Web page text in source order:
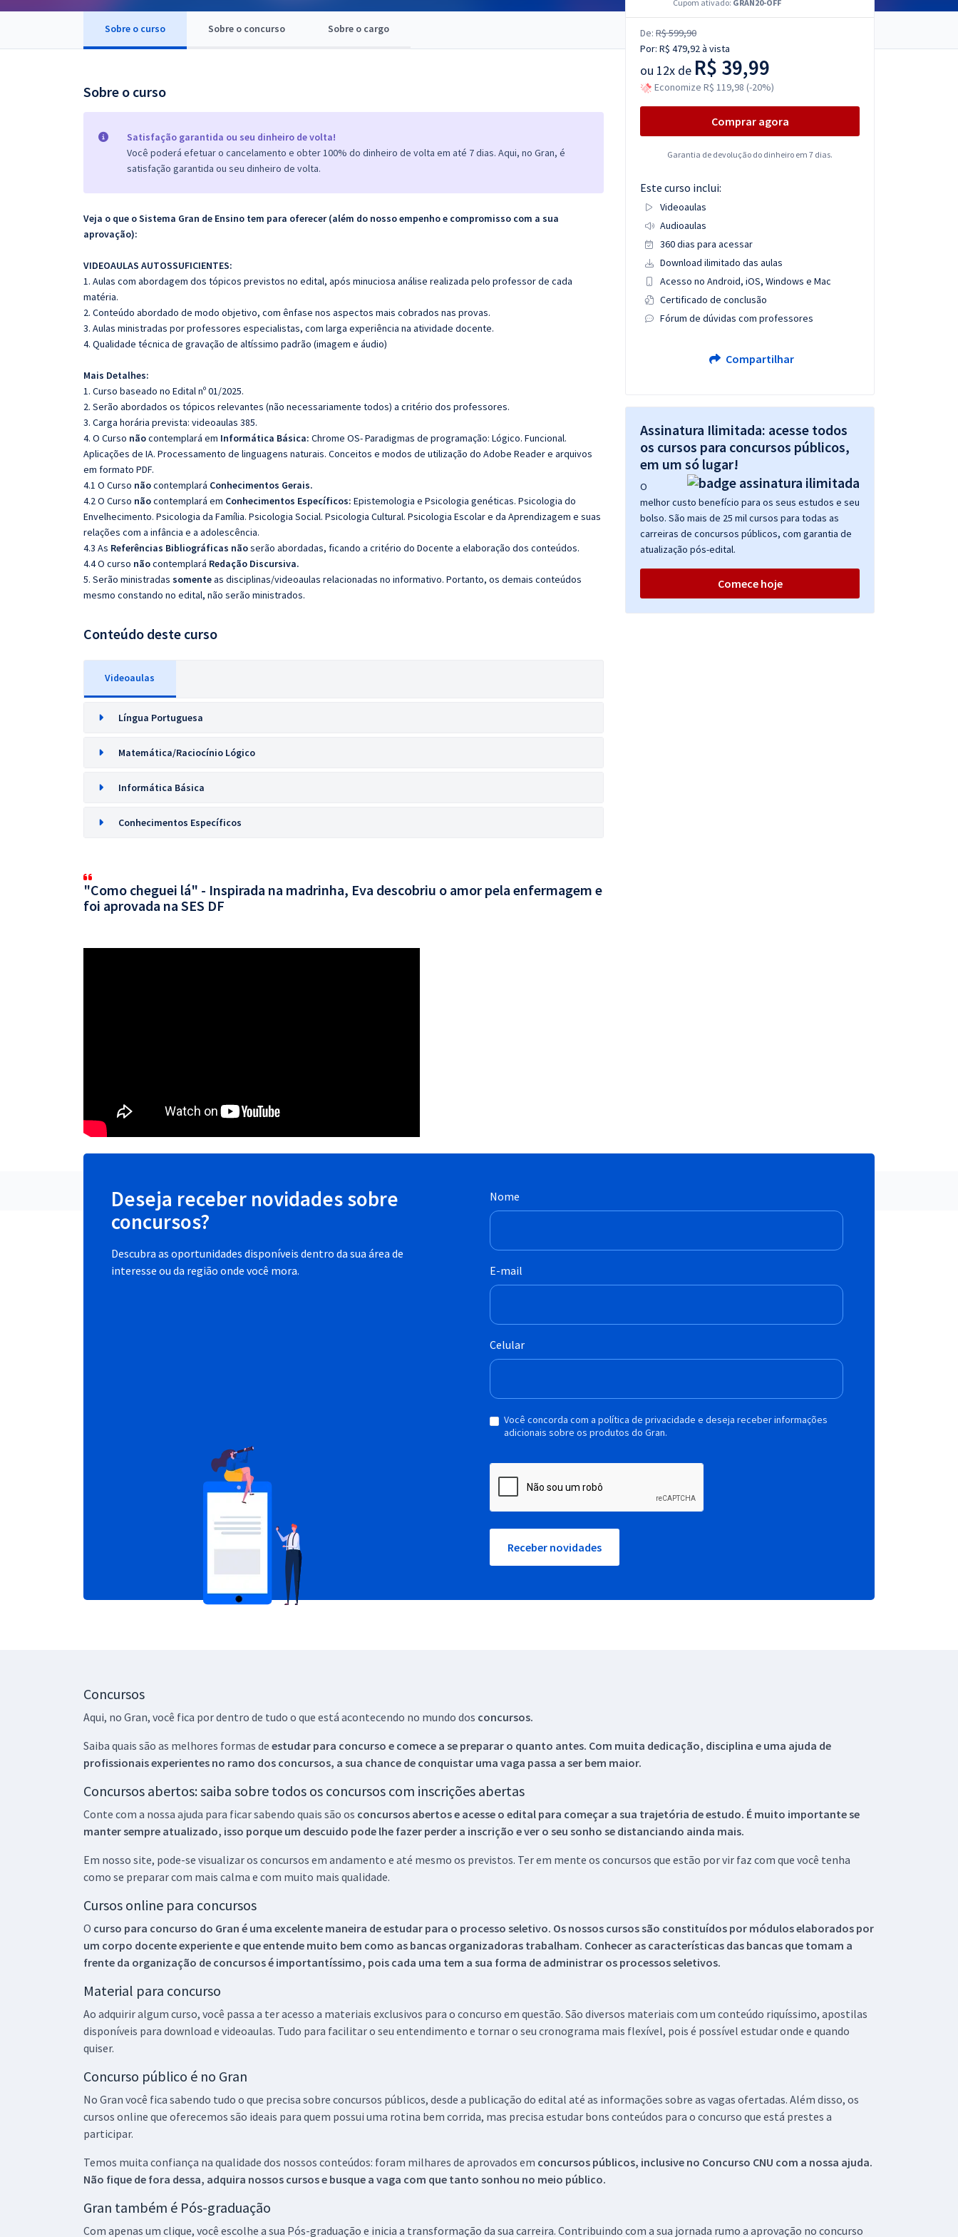
Pós
Sobre o curso Sobre o concurso Sobre o cargo
Sobre o curso
Satisfação garantida ou seu dinheiro de volta!
Você poderá efetuar o cancelamento e obter 100% do dinheiro de volta em até 7 dias. Aqui, no Gran, é
satisfação garantida ou seu dinheiro de volta.
Veja o que o Sistema Gran de Ensino tem para oferecer (além do nosso empenho e compromisso com a sua
aprovação):
VIDEOAULAS AUTOSSUFICIENTES:
1. Aulas com abordagem dos tópicos previstos no edital, após minuciosa análise realizada pelo professor de cada
matéria.
2. Conteúdo abordado de modo objetivo, com ênfase nos aspectos mais cobrados nas provas.
3. Aulas ministradas por professores especialistas, com larga experiência na atividade docente.
4. Qualidade técnica de gravação de altíssimo padrão (imagem e áudio)
Mais Detalhes:
1. Curso baseado no Edital nº 01/2025.
2. Serão abordados os tópicos relevantes (não necessariamente todos) a critério dos professores.
3. Carga horária prevista: videoaulas 385.
4. O Curso nãocontemplará em Informática Básica: Chrome OS- Paradigmas de programação: Lógico. Funcional.
Aplicações de IA. Processamento de linguagens naturais. Conceitos e modos de utilização do Adobe Reader e arquivos
em formato PDF.
4.1 O Curso nãocontemplará Conhecimentos Gerais.
4.2 O Curso nãocontemplará em Conhecimentos Específicos: Epistemologia e Psicologia genéticas. Psicologia do
Envelhecimento. Psicologia da Família. Psicologia Social. Psicologia Cultural. Psicologia Escolar e da Aprendizagem e suas
relações com a infância e a adolescência.
4.3 As Referências Bibliográficas nãoserão abordadas, ficando a critério do Docente a elaboração dos conteúdos.
4.4 O curso nãocontemplará Redação Discursiva.
5. Serão ministradas somenteas disciplinas/videoaulas relacionadas no informativo. Portanto, os demais conteúdos
mesmo constando no edital, não serão ministrados.
Conteúdo deste curso
Videoaulas
Língua Portuguesa
Matemática/Raciocínio Lógico
Informática Básica
Conhecimentos Específicos
"Como cheguei lá" - Inspirada na madrinha, Eva descobriu o amor pela enfermagem e
foi aprovada na SES DF
Cupom ativado: GRAN20-OFF
De: R$ 599,90
Por: R$ 479,92à vista
ou 12x de R$ 39,99
Economize R$ 119,98 (-20%)
Comprar agora
Garantia de devolução do dinheiro em 7 dias.
Este curso inclui:
Videoaulas
Audioaulas
360 dias para acessar
Download ilimitado das aulas
Acesso no Android, iOS, Windows e Mac
Certificado de conclusão
Fórum de dúvidas com professores
Compartilhar
Assinatura Ilimitada: acesse todos
os cursos para concursos públicos,
em um só lugar!
O
melhor custo benefício para os seus estudos e seu
bolso. São mais de 25 mil cursos para todas as
carreiras de concursos públicos, com garantia de
atualização pós-edital.
Comece hoje
Deseja receber novidades sobre
concursos?
Descubra as oportunidades disponíveis dentro da sua área de
interesse ou da região onde você mora.
Nome
E-mail
Celular
Você concorda com a política de privacidade e deseja receber informações
adicionais sobre os produtos do Gran.
Receber novidades
Concursos
Aqui, no Gran, você fica por dentro de tudo o que está acontecendo no mundo dos concursos.
Saiba quais são as melhores formas de estudar para concurso e comece a se preparar o quanto antes. Com muita dedicação, disciplina e uma ajuda de
profissionais experientes no ramo dos concursos, a sua chance de conquistar uma vaga passa a ser bem maior.
Concursos abertos: saiba sobre todos os concursos com inscrições abertas
Conte com a nossa ajuda para ficar sabendo quais são os concursos abertos e acesse o edital para começar a sua trajetória de estudo. É muito importante se
manter sempre atualizado, isso porque um descuido pode lhe fazer perder a inscrição e ver o seu sonho se distanciando ainda mais.
Em nosso site, pode-se visualizar os concursos em andamento e até mesmo os previstos. Ter em mente os concursos que estão por vir faz com que você tenha
como se preparar com mais calma e com muito mais qualidade.
Cursos online para concursos
O curso para concurso do Gran é uma excelente maneira de estudar para o processo seletivo. Os nossos cursos são constituídos por módulos elaborados por
um corpo docente experiente e que entende muito bem como as bancas organizadoras trabalham. Conhecer as características das bancas que tomam a
frente da organização de concursos é importantíssimo, pois cada uma tem a sua forma de administrar os processos seletivos.
Material para concurso
Ao adquirir algum curso, você passa a ter acesso a materiais exclusivos para o concurso em questão. São diversos materiais com um conteúdo riquíssimo, apostilas
disponíveis para download e videoaulas. Tudo para facilitar o seu entendimento e tornar o seu cronograma mais flexível, pois é possível estudar onde e quando
quiser.
Concurso público é no Gran
No Gran você fica sabendo tudo o que precisa sobre concursos públicos, desde a publicação do edital até as informações sobre as vagas ofertadas. Além disso, os
cursos online que oferecemos são ideais para quem possui uma rotina bem corrida, mas precisa estudar bons conteúdos para o concurso que está prestes a
participar.
Temos muita confiança na qualidade dos nossos conteúdos: foram milhares de aprovados em concursos públicos, inclusive no Concurso CNU com a nossa ajuda.
Não fique de fora dessa, adquira nossos cursos e busque a vaga com que tanto sonhou no meio público.
Gran também é Pós-graduação
Com apenas um clique, você escolhe a sua Pós-graduação e inicia a transformação da sua carreira. Contribuindo com a sua jornada rumo a aprovação no concurso